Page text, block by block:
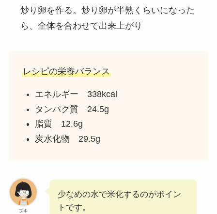
炒り卵を作る。炒り卵が半熟くらいになった
ら、全体を合わせて出来上がり
レシピの栄養バランス
エネルギー 338kcal
タンパク質 24.5g
脂質 12.6g
炭水化物 29.5g
プキ
少なめの水で米化するのがポイン
トです。